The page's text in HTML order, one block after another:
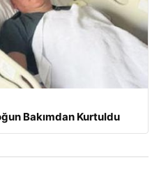
Bakımdan Kurtuldu